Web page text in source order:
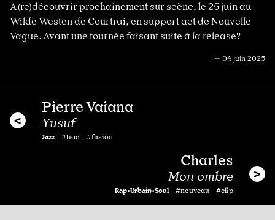
A (re)découvrir prochainement sur scène, le 25 juin au
Wilde Westen de Courtrai, en support act de Nouvelle
Vague. Avant une tournée faisant suite à la release?
— 04 juin 2025
Pierre Vaiana
Yusuf
Jazz #trad #fusion
Charles
Mon ombre
Rap•Urbain•Soul #nouveau #clip